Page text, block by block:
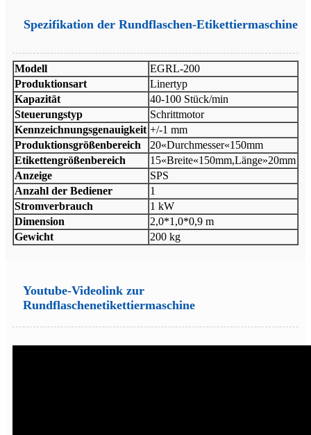
Spezifikation der Rundflaschen-Etikettiermaschine
Modell
EGRL-200
Produktionsart
Linertyp
Kapazität
40-100 Stück/min
Steuerungstyp
Schrittmotor
Kennzeichnungsgenauigkeit +/-1 mm
Produktionsgrößenbereich
20«Durchmesser«150mm
Etikettengrößenbereich
15«Breite«150mm,Länge»20mm
Anzeige
SPS
Anzahl der Bediener
1
Stromverbrauch
1 kW
Dimension
2,0*1,0*0,9 m
Gewicht
200 kg
Youtube-Videolink zur
Rundflaschenetikettiermaschine